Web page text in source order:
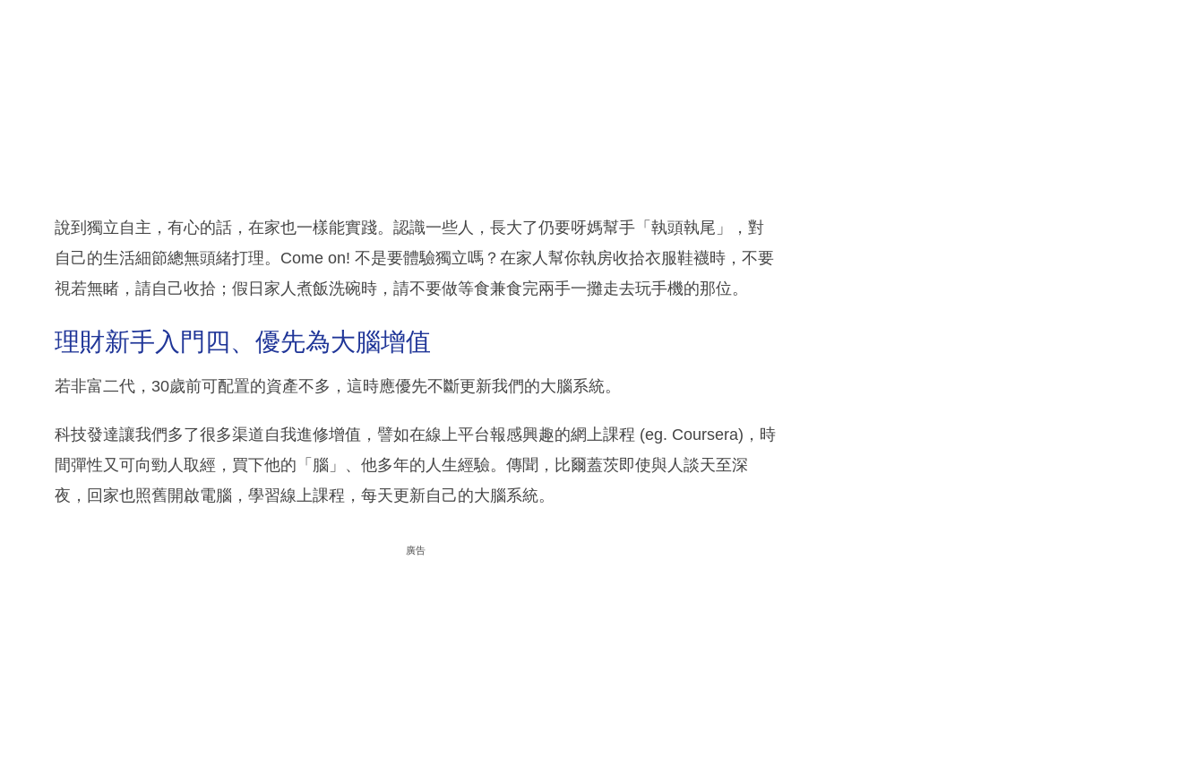
說到獨立自主，有心的話，在家也一樣能實踐。認識一些人，長大了仍要呀媽幫手「執頭執尾」，對
自己的生活細節總無頭緒打理。Come on! 不是要體驗獨立嗎？在家人幫你執房收拾衣服鞋襪時，不要
視若無睹，請自己收拾；假日家人煮飯洗碗時，請不要做等食兼食完兩手一攤走去玩手機的那位。
理財新手入門四、優先為大腦增值
若非富二代，30歲前可配置的資產不多，這時應優先不斷更新我們的大腦系統。
科技發達讓我們多了很多渠道自我進修增值，譬如在線上平台報感興趣的網上課程 (eg. Coursera)，時
間彈性又可向勁人取經，買下他的「腦」、他多年的人生經驗。傳聞，比爾蓋茨即使與人談天至深
夜，回家也照舊開啟電腦，學習線上課程，每天更新自己的大腦系統。
廣告